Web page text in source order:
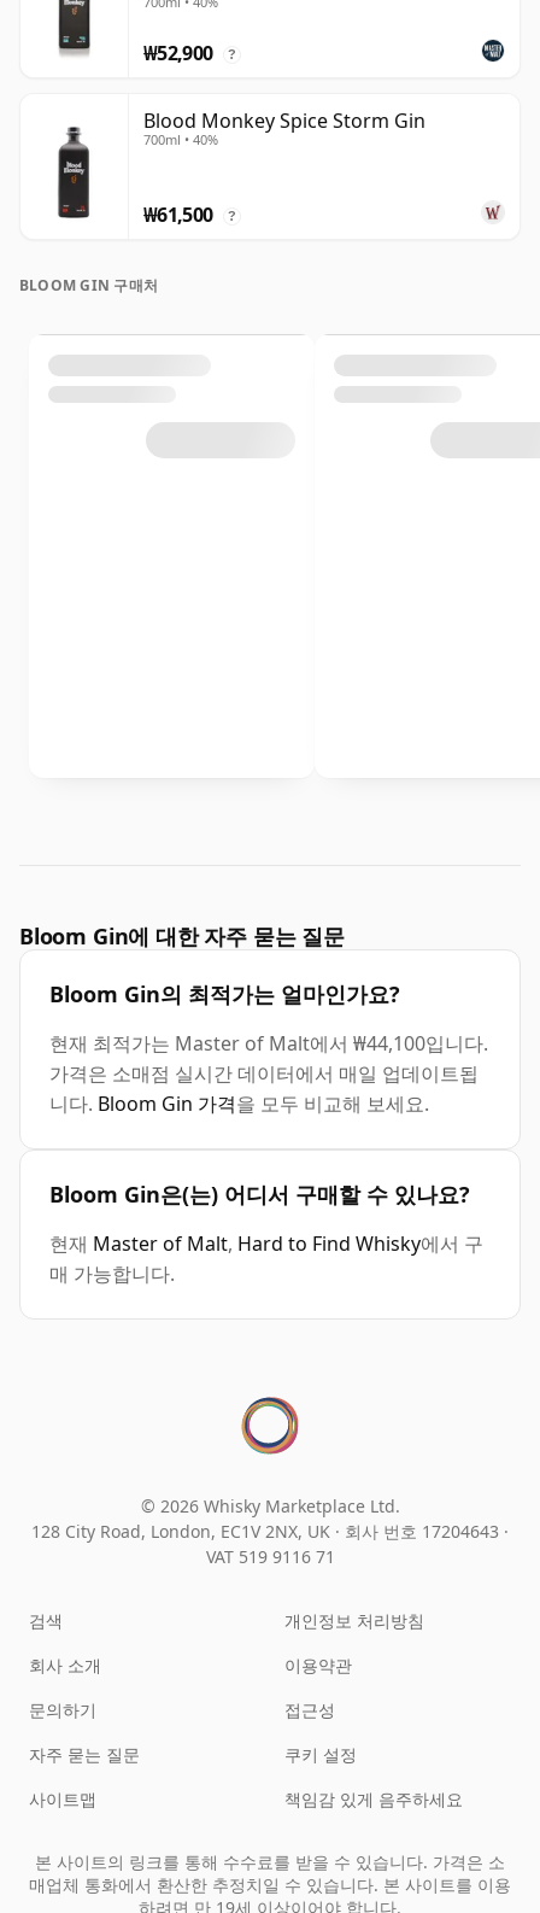
₩52,900 ?
Blood Monkey Spice Storm Gin
700ml • 40%
₩61,500 ?
BLOOM GIN 구매처
Bloom Gin에 대한 자주 묻는 질문
Bloom Gin의 최적가는 얼마인가요?
현재 최적가는 Master of Malt에서 ₩44,100입니다.
가격은 소매점 실시간 데이터에서 매일 업데이트됩
니다. Bloom Gin 가격을 모두 비교해 보세요.
Bloom Gin은(는) 어디서 구매할 수 있나요?
현재 Master of Malt, Hard to Find Whisky에서 구
매 가능합니다.
© 2026 Whisky Marketplace Ltd.
128 City Road, London, EC1V 2NX, UK · 회사 번호 17204643 ·
VAT 519 9116 71
검색
회사 소개
문의하기
자주 묻는 질문
사이트맵
개인정보 처리방침
이용약관
접근성
쿠키 설정
책임감 있게 음주하세요
본 사이트의 링크를 통해 수수료를 받을 수 있습니다. 가격은 소
매업체 통화에서 환산한 추정치일 수 있습니다. 본 사이트를 이용
하려면 만 19세 이상이어야 합니다.